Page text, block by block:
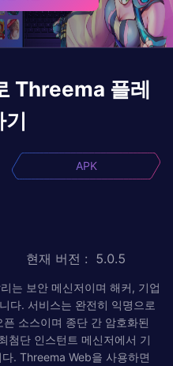
Threema 플레
기
APK
현재 버전 : 5.0.5
는 보안 메신저이며 해커, 기업
다. 서비스는 완전히 익명으로
소스이며 종단 간 암호화된
첨단 인스턴트 메신저에서 기
. Threema Web을 사용하면